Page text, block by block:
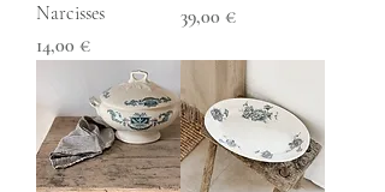
Narcisses
Prix
14,00 €
Prix
39,00 €